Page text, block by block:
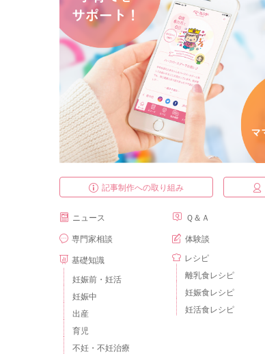
記事制作への取り組み
ニュース
専門家相談
基礎知識
妊娠前・妊活
妊娠中
出産
育児
不妊・不妊治療
Ｑ＆Ａ
体験談
レシピ
離乳食レシピ
妊娠食レシピ
妊活食レシピ